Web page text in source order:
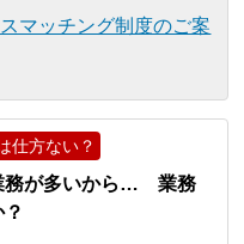
マッチング制度のご案
仕方ない？
務が多いから… 業務